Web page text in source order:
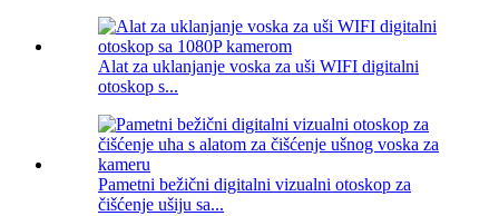
Alat za uklanjanje voska za uši WIFI digitalni
otoskop s...
Pametni bežični digitalni vizualni otoskop za
čišćenje ušiju sa...